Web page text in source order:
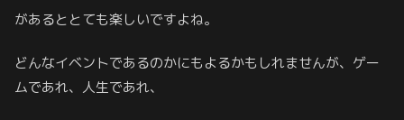
があるととても楽しいですよね。
どんなイベントであるのかにもよるかもしれませんが、ゲー
ムであれ、人生であれ、